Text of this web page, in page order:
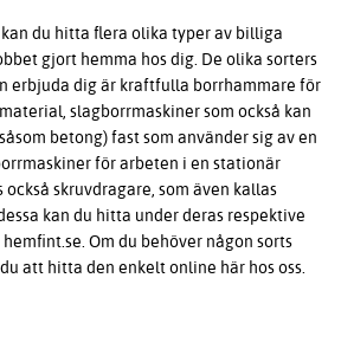
kan du hitta flera olika typer av billiga
gjort hemma hos dig. De olika sorters
erbjuda dig är kraftfulla borrhammare för
slagborrmaskiner som också kan
betong) fast som använder sig av en
för arbeten i en stationär
skruvdragare, som även kallas
kan du hitta under deras respektive
Om du behöver någon sorts
att hitta den enkelt online här hos oss.